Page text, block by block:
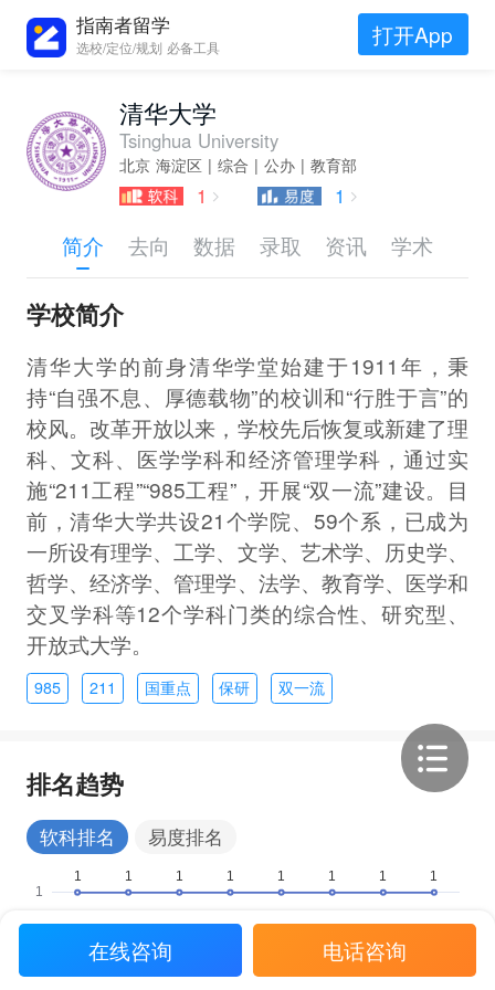
指南者留学
选校/定位/规划 必备工具 打开App
清华大学
Tsinghua University
北京 海淀区 | 综合 | 公办 | 教育部
1 1
简介 去向 数据 录取 资讯 学术
学校简介
清华大学的前身清华学堂始建于1911年，秉
持“自强不息、厚德载物”的校训和“行胜于言”的
校风。改革开放以来，学校先后恢复或新建了理
科、文科、医学学科和经济管理学科，通过实
施“211工程”“985工程”，开展“双一流”建设。目
前，清华大学共设21个学院、59个系，已成为
一所设有理学、工学、文学、艺术学、历史学、
哲学、经济学、管理学、法学、教育学、医学和
交叉学科等12个学科门类的综合性、研究型、
开放式大学。
985 211 国重点 保研 双一流
排名趋势
软科排名 易度排名
在线咨询 电话咨询